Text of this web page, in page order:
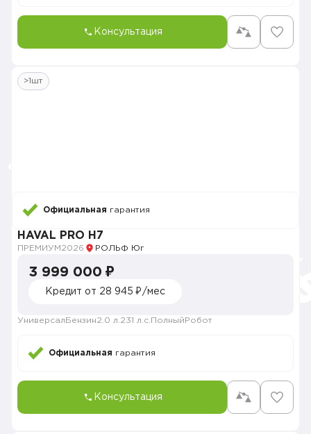
Консультация
>1шт
Официальная гарантия
HAVAL PRO H7
ПРЕМИУМ 2026 РОЛЬФ Юг
3 999 000 ₽
Кредит от 28 945 ₽/мес
Универсал Бензин2.0 л. 231 л.с. Полный Робот
Официальная гарантия
Консультация